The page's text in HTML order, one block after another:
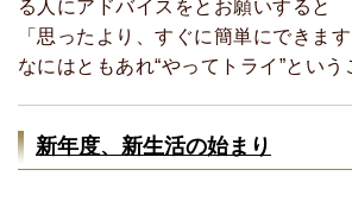
る人にアドバイスをとお願いすると
「思ったより、すぐに簡単にできます
なにはともあれ“やってトライ”という
新年度、新生活の始まり